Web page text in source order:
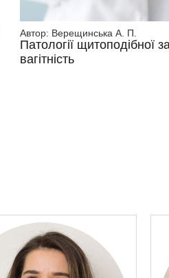
Автор: Верещинська А. П.
Патології щитоподібної
вагітність